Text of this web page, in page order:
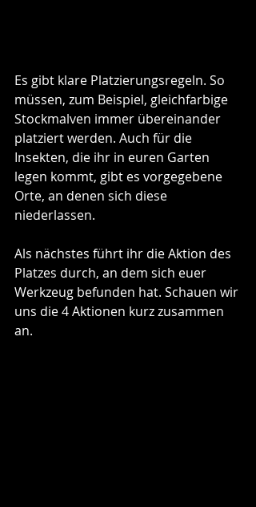
Es gibt klare Platzierungsregeln. So
müssen, zum Beispiel, gleichfarbige
Stockmalven immer übereinander
platziert werden. Auch für die
Insekten, die ihr in euren Garten
legen kommt, gibt es vorgegebene
Orte, an denen sich diese
niederlassen.
Als nächstes führt ihr die Aktion des
Platzes durch, an dem sich euer
Werkzeug befunden hat. Schauen wir
uns die 4 Aktionen kurz zusammen
an.